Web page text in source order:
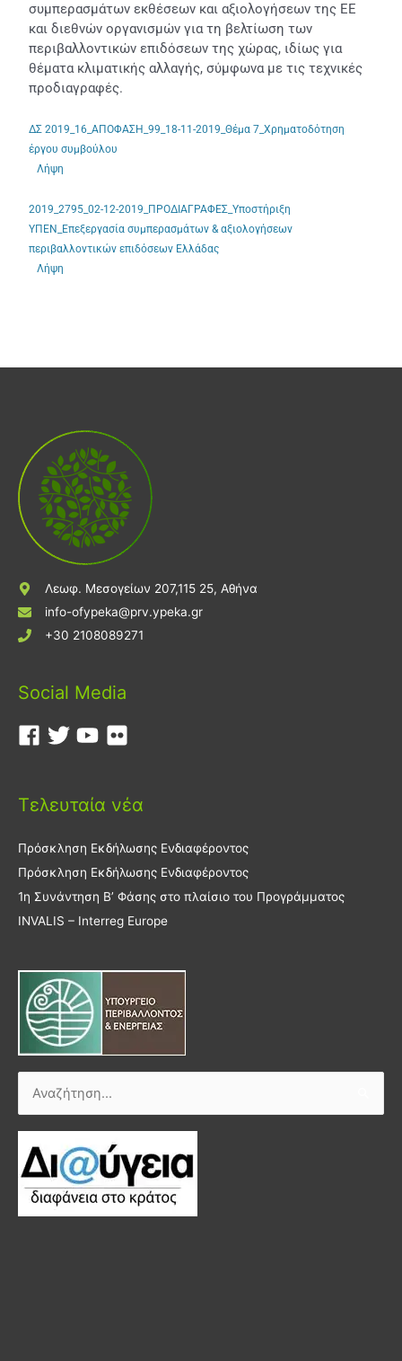
συμπερασμάτων εκθέσεων και αξιολογήσεων της ΕΕ
και διεθνών οργανισμών για τη βελτίωση των
περιβαλλοντικών επιδόσεων της χώρας, ιδίως για
θέματα κλιματικής αλλαγής, σύμφωνα με τις τεχνικές
προδιαγραφές.
ΔΣ 2019_16_ΑΠΟΦΑΣΗ_99_18-11-2019_Θέμα 7_Χρηματοδότηση
έργου συμβούλου
Λήψη
2019_2795_02-12-2019_ΠΡΟΔΙΑΓΡΑΦΕΣ_Υποστήριξη
ΥΠΕΝ_Επεξεργασία συμπερασμάτων & αξιολογήσεων
περιβαλλοντικών επιδόσεων Ελλάδας
Λήψη
Λεωφ. Μεσογείων 207,115 25, Αθήνα
info-ofypeka@prv.ypeka.gr
+30 2108089271
Social Media
Τελευταία νέα
Πρόσκληση Εκδήλωσης Ενδιαφέροντος
Πρόσκληση Εκδήλωσης Ενδιαφέροντος
1η Συνάντηση Β’ Φάσης στο πλαίσιο του Προγράμματος
INVALIS – Interreg Europe
Αναζήτηση